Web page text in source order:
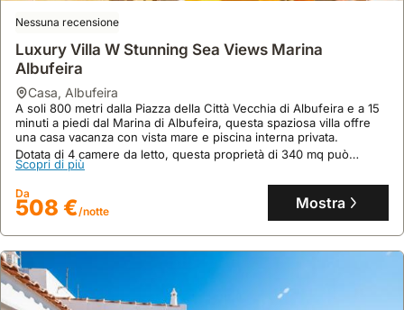
dalle spiagge di Peneco e dei Pescatori.
offrendo una cucina indipendente completamente attrezzata, un
giardino, una terrazza e una piscina comune.
Scopri di più
Da
222 €/notte
Nessuna recensione
Luxury Villa W Stunning Sea Views Marina
Albufeira
casa, Albufeira
A soli 800 metri dalla Piazza della Città Vecchia di Albufeira e a 15
minuti a piedi dal Marina di Albufeira, questa spaziosa villa offre
una casa vacanza con vista mare e piscina interna privata.
Dotata di 4 camere da letto, questa proprietà di 340 mq può
ospitare fino a 15 persone, con accesso a un giardino, barbecue,
area pranzo esterna e un ristorante in loco per famiglie.
Scopri di più
Da
508 €/notte Mostra